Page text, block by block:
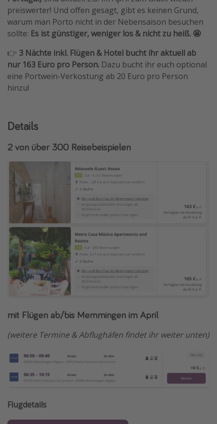
preiswerter! Und offen gesagt, gibt es keinen Grund,
warum man Porto nicht in der Nebensaison besuchen
sollte: Es ist günstiger, weniger los & nicht zu heiß. 🤩
👉 3 Nächte inkl. Flügen & Hotel bucht ihr aktuell ab
nur 163 Euro pro Person. Dazu bucht ihr euch optional
eine Portwein-Verkostung ab 20 Euro pro Person
hinzu!
Details
2 von über 300 Reisebeispielen
mit Flügen ab/bis Memmingen im April
(weitere Termine & Abflughäfen findet ihr weiter unten)
Flugdetails